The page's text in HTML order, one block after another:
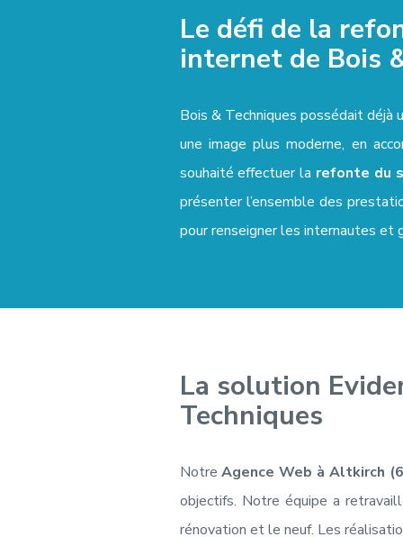
Le défi de la
internet de Bois
Bois & Techniques possédait
une image plus moderne, en
souhaité effectuer la refonte du
présenter l’ensemble des
pour renseigner les internautes et
La solution
Techniques
NotreAgence Web à Altkirch
objectifs. Notre équipe a
rénovation et le neuf. Les